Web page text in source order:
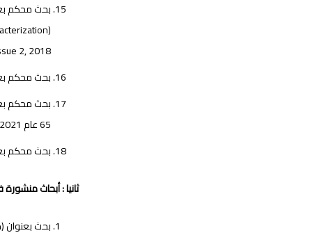
بحث محكم
(Supply contract and its juristic characterization) ,Al-Qasemi Jornal of Islamic
2, 2018 .
بحث محكم
بحث محكم
65 عام 2021 م.
بحث محكم
ثانيا : أبحاث
بحث بعنوان